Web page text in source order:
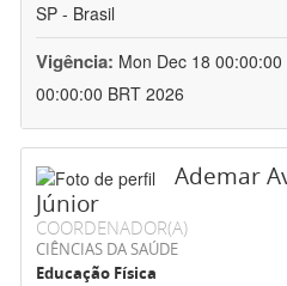
SP - Brasil
Vigência: Mon Dec 18
00:00:00 BRT 2026
Ademar
Júnior
COORDENADOR(A)
CIÊNCIAS DA SAÚDE
Educação Física